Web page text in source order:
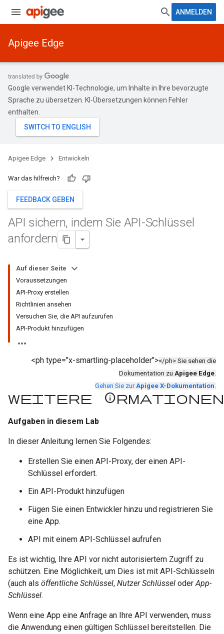
ANMELDEN
Apigee Edge
Google verwendet KI-Technologie, um Inhalte in Ihre bevorzugte
Sprache zu übersetzen. KI-Übersetzungen können Fehler
enthalten.
Apigee Edge Entwickeln
War das hilfreich?
FEEDBACK GEBEN
API sichern, indem Sie API-Schlüssel
anfordern
Auf dieser Seite
Voraussetzungen
API-Proxy erstellen
Richtlinien ansehen
Versuchen Sie, die API aufzurufen
API-Produkt hinzufügen
<ph type="x-smartling-placeholder"></ph> Sie sehen die
Dokumentation zu Apigee Edge.
Gehen Sie zurApigee X-Dokumentation.
Weitere Informationen
Aufgaben in diesem Lab
In dieser Anleitung lernen Sie Folgendes:
Erstellen Sie einen API-Proxy, der einen API-
Schlüssel erfordert.
Ein API-Produkt hinzufügen
Fügen Sie einen Entwickler hinzu und registrieren Sie
eine App.
API mit einem API-Schlüssel aufrufen
Es ist wichtig, Ihre API vor nicht autorisiertem Zugriff zu
schützen. Eine Möglichkeit, um Dies ist mit API-Schlüsseln
(auch als öffentliche Schlüssel, Nutzer Schlüssel oderApp-
Schlüssel.
Wenn eine App eine Anfrage an Ihre API verwenden, muss
die Anwendung einen gültigen Schlüssel bereitstellen. Die